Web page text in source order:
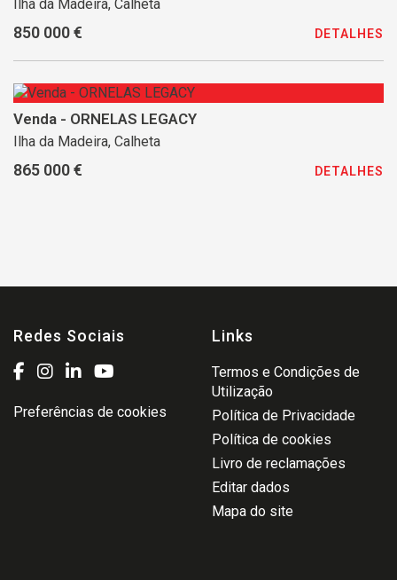
Ilha da Madeira, Calheta
850 000 € DETALHES
Venda - ORNELAS LEGACY
Ilha da Madeira, Calheta
865 000 € DETALHES
Redes Sociais
Preferências de cookies
Links
Termos e Condições de
Utilização
Política de Privacidade
Política de cookies
Livro de reclamações
Editar dados
Mapa do site